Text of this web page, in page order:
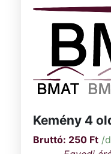
Kemény 4
250 Ft /